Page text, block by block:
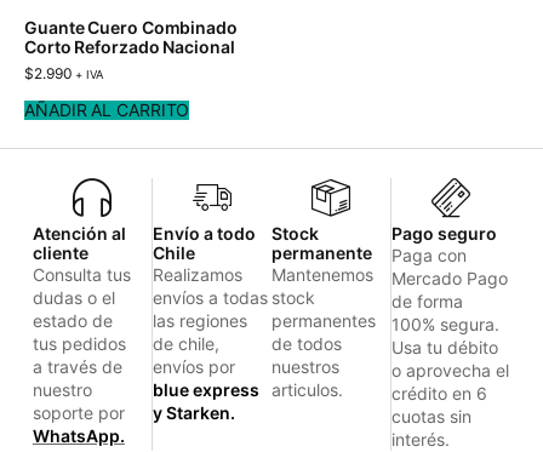
Guante Cuero Combinado
Corto Reforzado Nacional
$2.990 + IVA
AÑADIR AL CARRITO
Atención al
cliente
Consulta tus
dudas o el
estado de
tus pedidos
a través de
nuestro
soporte por
WhatsApp.
Envío a todo
Chile
Realizamos
envíos a todas
las regiones
de chile,
envíos por
blue express
y Starken.
Stock
permanente
Mantenemos
stock
permanentes
de todos
nuestros
articulos.
Pago seguro
Paga con
Mercado Pago
de forma
100% segura.
Usa tu débito
o aprovecha el
crédito en 6
cuotas sin
interés.